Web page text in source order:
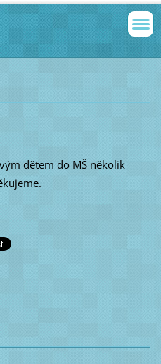
dětem do MŠ několik